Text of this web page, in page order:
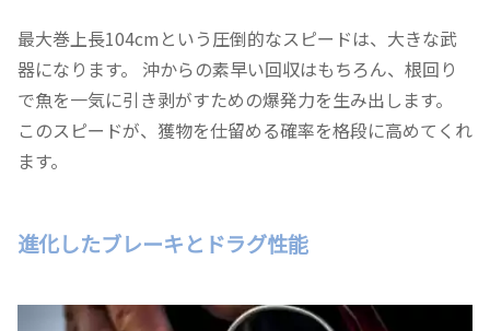
最大巻上長104cmという圧倒的なスピードは、大きな武
器になります。 沖からの素早い回収はもちろん、根回り
で魚を一気に引き剥がすための爆発力を生み出します。
このスピードが、獲物を仕留める確率を格段に高めてくれ
ます。
進化したブレーキとドラグ性能